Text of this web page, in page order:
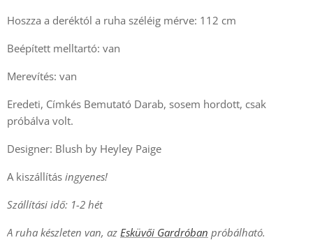
Hoszza a deréktól a ruha széléig mérve: 112 cm
Beépített melltartó: van
Merevítés: van
Eredeti, Címkés Bemutató Darab, sosem hordott, csak
próbálva volt.
Designer: Blush by Heyley Paige
A kiszállítás ingyenes!
Szállítási idő: 1-2 hét
A ruha készleten van, az Esküvői Gardróban próbálható.